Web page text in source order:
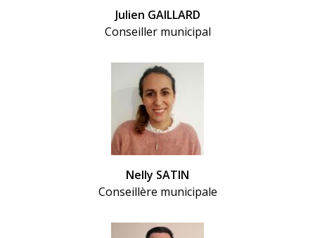
Julien GAILLARD
Conseiller municipal
Nelly SATIN
Conseillère municipale